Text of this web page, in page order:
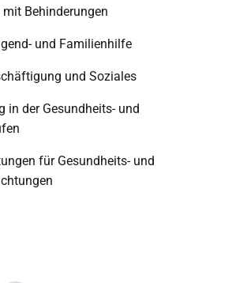
Behinderungen
und Familienhilfe
und Soziales
in der Gesundheits- und
für Gesundheits- und